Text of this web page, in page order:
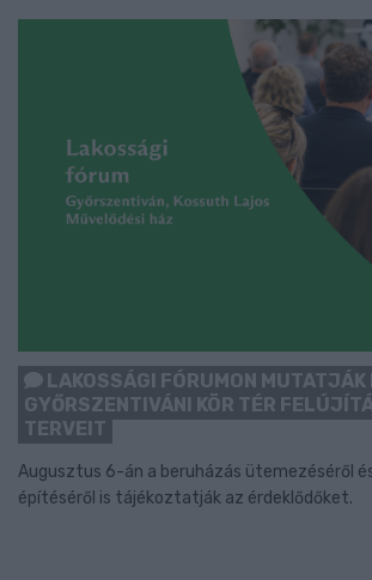
LAKOSSÁGI FÓRUMON MUTATJÁK
GYŐRSZENTIVÁNI KÖR TÉR
TERVEIT
Augusztus 6-án a beruházás ütemezéséről
építéséről is tájékoztatják az érdeklődőket.